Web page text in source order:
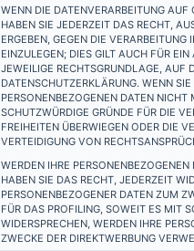
WENN DIE DATENVERARBEITUNG
HABEN SIE JEDERZEIT DAS RECHT,
ERGEBEN, GEGEN DIE
EINZULEGEN; DIES GILT AUCH FÜR
JEWEILIGE RECHTSGRUNDLAGE, AUF
DATENSCHUTZERKLÄRUNG. WENN
PERSONENBEZOGENEN DATEN
SCHUTZWÜRDIGE GRÜNDE FÜR DIE
FREIHEITEN ÜBERWIEGEN ODER DIE
VERTEIDIGUNG VON
WERDEN IHRE
HABEN SIE DAS RECHT, JEDERZEIT
PERSONENBEZOGENER DATEN ZUM
FÜR DAS PROFILING, SOWEIT ES MIT
WIDERSPRECHEN, WERDEN IHRE
ZWECKE DER DIREKTWERBUNG